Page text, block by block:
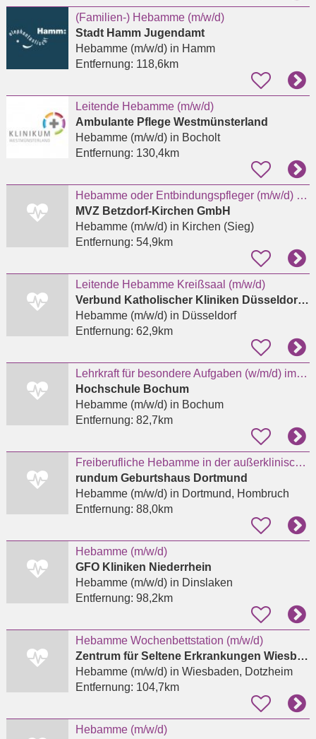
(Familien-) Hebamme (m/w/d)
Stadt Hamm Jugendamt
Hebamme (m/w/d)in Hamm
Entfernung: 118,6km
Leitende Hebamme (m/w/d)
Ambulante Pflege Westmünsterland
Hebamme (m/w/d)in Bocholt
Entfernung: 130,4km
Hebamme oder Entbindungspfleger (m/w/d) für das Kreißsaal-Team in Kirchen
MVZ Betzdorf-Kirchen GmbH
Hebamme (m/w/d)in Kirchen (Sieg)
Entfernung: 54,9km
Leitende Hebamme Kreißsaal (m/w/d)
Verbund Katholischer Kliniken Düsseldorf gGmbH
Hebamme (m/w/d)in Düsseldorf
Entfernung: 62,9km
Lehrkraft für besondere Aufgaben (w/m/d) im Studienbereich Hebammenwissenschaft (EG 10 TV-L)
Hochschule Bochum
Hebamme (m/w/d)in Bochum
Entfernung: 82,7km
Freiberufliche Hebamme in der außerklinischen Geburtshilfe
rundum Geburtshaus Dortmund
Hebamme (m/w/d)in Dortmund, Hombruch
Entfernung: 88,0km
Hebamme (m/w/d)
GFO Kliniken Niederrhein
Hebamme (m/w/d)in Dinslaken
Entfernung: 98,2km
Hebamme Wochenbettstation (m/w/d)
Zentrum für Seltene Erkrankungen Wiesbaden - Prof. Dr. med. Markus Knuf
Hebamme (m/w/d)in Wiesbaden, Dotzheim
Entfernung: 104,7km
Hebamme (m/w/d)